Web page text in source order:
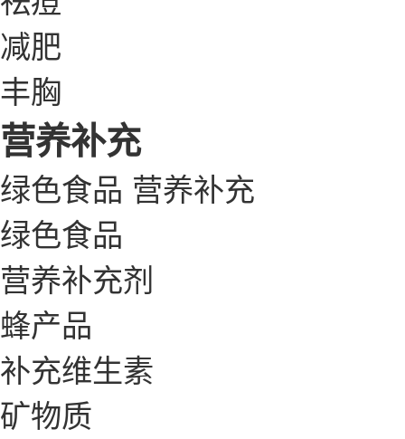
减肥
丰胸
营养补充
绿色食品 营养补充
绿色食品
营养补充剂
蜂产品
补充维生素
矿物质